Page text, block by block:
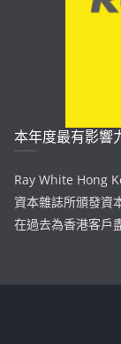
本年度最有影響
Ray White Hong
資本雜誌所頒發資
在過去為香港客戶